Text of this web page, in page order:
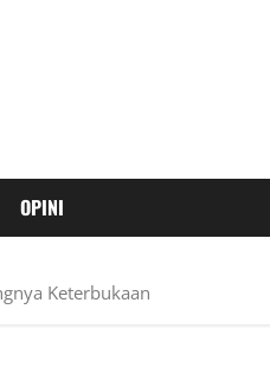
OPINI
Keterbukaan